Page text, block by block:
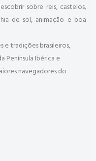
sobre reis, castelos,
de sol, animação e boa
e tradições brasileiros,
Península Ibérica e
navegadores do